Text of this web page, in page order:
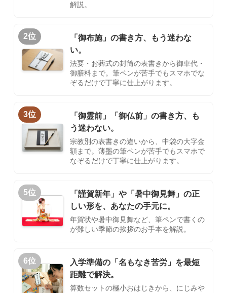
解説。
2位
「御布施」の書き方、もう迷わな
い。
法要・お葬式の封筒の表書きから御車代・
御膳料まで。筆ペンが苦手でもスマホでな
ぞるだけで丁寧に仕上がります。
3位
「御霊前」「御仏前」の書き方、も
う迷わない。
宗教別の表書きの違いから、中袋の大字金
額まで。薄墨の筆ペンが苦手でもスマホで
なぞるだけで丁寧に仕上がります。
5位
「謹賀新年」や「暑中御見舞」の正
しい形を、あなたの手元に。
年賀状や暑中御見舞など、筆ペンで書くの
が難しい季節の挨拶のお手本を解説。
6位
入学準備の「名もなき苦労」を最短
距離で解決。
算数セットの極小おはじきから、にじみや